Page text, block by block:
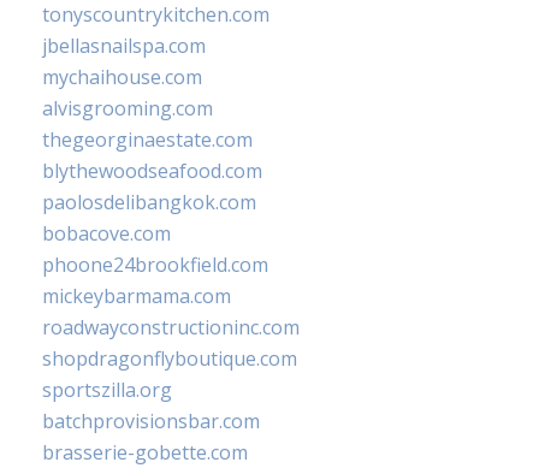
tonyscountrykitchen.com
jbellasnailspa.com
mychaihouse.com
alvisgrooming.com
thegeorginaestate.com
blythewoodseafood.com
paolosdelibangkok.com
bobacove.com
phoone24brookfield.com
mickeybarmama.com
roadwayconstructioninc.com
shopdragonflyboutique.com
sportszilla.org
batchprovisionsbar.com
brasserie-gobette.com